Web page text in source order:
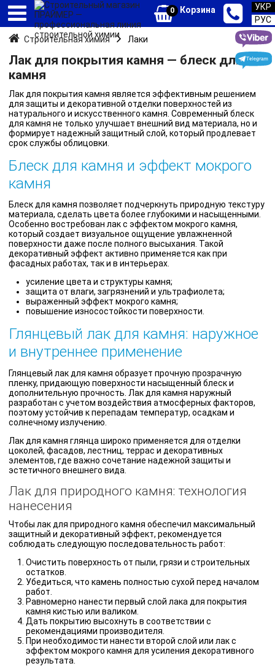
0 Корзина
УКР
РУС
Строительная химия
Лаки
Лак для покрытия камня — блеск для
камня
Лак для покрытия камня является эффективным решением
для защиты и декоративной отделки поверхностей из
натурального и искусственного камня. Современный блеск
для камня не только улучшает внешний вид материала, но и
формирует надежный защитный слой, который продлевает
срок службы облицовки.
Блеск для камня и эффект мокрого
камня
Блеск для камня позволяет подчеркнуть природную текстуру
материала, сделать цвета более глубокими и насыщенными.
Особенно востребован лак с эффектом мокрого камня,
который создает визуальное ощущение увлажненной
поверхности даже после полного высыхания. Такой
декоративный эффект активно применяется как при
фасадных работах, так и в интерьерах.
усиление цвета и структуры камня;
защита от влаги, загрязнений и ультрафиолета;
выраженный эффект мокрого камня;
повышение износостойкости поверхности.
Глянцевый лак для камня: наружное
и внутреннее применение
Глянцевый лак для камня образует прочную прозрачную
пленку, придающую поверхности насыщенный блеск и
дополнительную прочность. Лак для камня наружный
разработан с учетом воздействия атмосферных факторов,
поэтому устойчив к перепадам температур, осадкам и
солнечному излучению.
Лак для камня глянца широко применяется для отделки
цоколей, фасадов, лестниц, террас и декоративных
элементов, где важно сочетание надежной защиты и
эстетичного внешнего вида.
Лак для природного камня: технология
нанесения
Чтобы лак для природного камня обеспечил максимальный
защитный и декоративный эффект, рекомендуется
соблюдать следующую последовательность работ:
Очистить поверхность от пыли, грязи и строительных
остатков.
Убедиться, что камень полностью сухой перед началом
работ.
Равномерно нанести первый слой лака для покрытия
камня кистью или валиком.
Дать покрытию высохнуть в соответствии с
рекомендациями производителя.
При необходимости нанести второй слой или лак с
эффектом мокрого камня для усиления декоративного
результата.